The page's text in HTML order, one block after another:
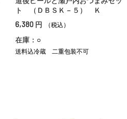
ト （ＤＢＳＫ－５） Ｋ
6,380 円 （税込）
在庫：○
送料込冷蔵 二重包装不可